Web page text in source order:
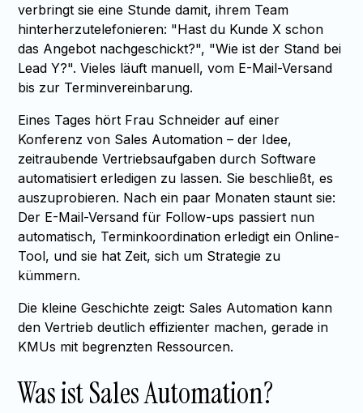
verbringt sie eine Stunde damit, ihrem Team
hinterherzutelefonieren: "Hast du Kunde X schon
das Angebot nachgeschickt?", "Wie ist der Stand bei
Lead Y?". Vieles läuft manuell, vom E-Mail-Versand
bis zur Terminvereinbarung.
Eines Tages hört Frau Schneider auf einer
Konferenz von Sales Automation – der Idee,
zeitraubende Vertriebsaufgaben durch Software
automatisiert erledigen zu lassen. Sie beschließt, es
auszuprobieren. Nach ein paar Monaten staunt sie:
Der E-Mail-Versand für Follow-ups passiert nun
automatisch, Terminkoordination erledigt ein Online-
Tool, und sie hat Zeit, sich um Strategie zu
kümmern.
Die kleine Geschichte zeigt: Sales Automation kann
den Vertrieb deutlich effizienter machen, gerade in
KMUs mit begrenzten Ressourcen.
Was ist Sales Automation?